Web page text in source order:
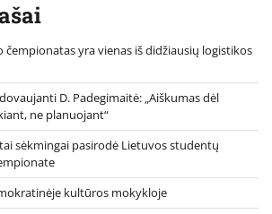
yra vienas iš didžiausių logistikos
D. Padegimaitė: „Aiškumas dėl
ne planuojant“
sėkmingai pasirodė Lietuvos studentų
kultūros mokykloje